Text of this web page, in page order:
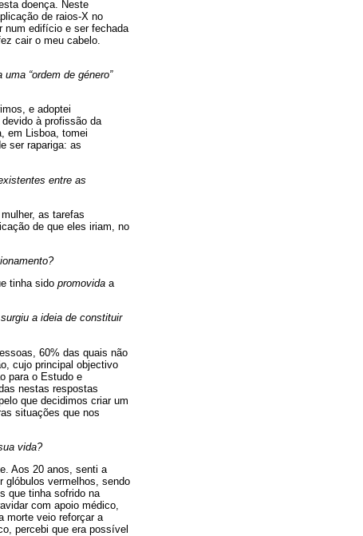
doença. Neste
de raios-X no
num edifício e ser fechada
cair o meu cabelo.
“ordem de género”
e adoptei
à profissão da
em Lisboa, tomei
ser rapariga: as
entre as
as tarefas
de que eles iriam, no
tinha sido promovida a
a ideia de constituir
60% das quais não
cujo principal objectivo
para o Estudo e
nestas respostas
que decidimos criar um
situações que nos
vida?
Aos 20 anos, senti a
glóbulos vermelhos, sendo
que tinha sofrido na
com apoio médico,
morte veio reforçar a
percebi que era possível